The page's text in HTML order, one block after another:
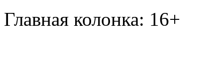
Главная колонка: 16+